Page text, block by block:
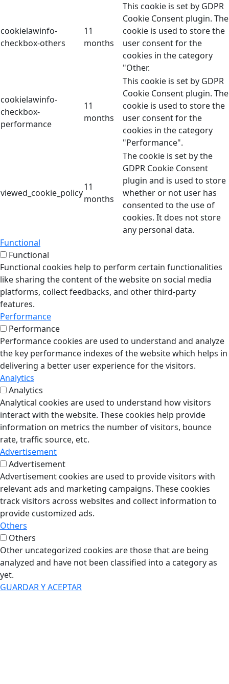
cookielawinfo-
checkbox-others
11
months
This cookie is set by GDPR
Cookie Consent plugin. The
cookie is used to store the
user consent for the
cookies in the category
"Other.
cookielawinfo-
checkbox-
performance
11
months
This cookie is set by GDPR
Cookie Consent plugin. The
cookie is used to store the
user consent for the
cookies in the category
"Performance".
viewed_cookie_policy
11
months
The cookie is set by the
GDPR Cookie Consent
plugin and is used to store
whether or not user has
consented to the use of
cookies. It does not store
any personal data.
Functional
Functional
Functional cookies help to perform certain functionalities
like sharing the content of the website on social media
platforms, collect feedbacks, and other third-party
features.
Performance
Performance
Performance cookies are used to understand and analyze
the key performance indexes of the website which helps in
delivering a better user experience for the visitors.
Analytics
Analytics
Analytical cookies are used to understand how visitors
interact with the website. These cookies help provide
information on metrics the number of visitors, bounce
rate, traffic source, etc.
Advertisement
Advertisement
Advertisement cookies are used to provide visitors with
relevant ads and marketing campaigns. These cookies
track visitors across websites and collect information to
provide customized ads.
Others
Others
Other uncategorized cookies are those that are being
analyzed and have not been classified into a category as
yet.
GUARDAR Y ACEPTAR